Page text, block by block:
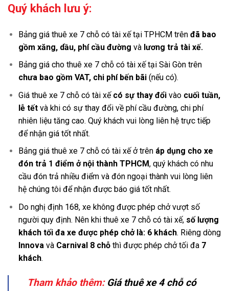
Quý khách lưu ý:
Bảng giá thuê xe 7 chỗ có tài xế tại TPHCM trên đã bao
gồm xăng, dầu, phí cầu đường và lương trả tài xế.
Bảng giá cho thuê xe 7 chỗ có tài xế tại Sài Gòn trên
chưa bao gồm VAT, chi phí bến bãi(nếu có).
Giá thuê xe 7 chỗ có tài xế có sự thay đổivàocuối tuần,
lễ tếtvà khi có sự thay đổi về phí cầu đường, chi phí
nhiên liệu tăng cao. Quý khách vui lòng liên hệ trực tiếp
để nhận giá tốt nhất.
Bảng giá thuê xe 7 chỗ có tài xế ở trên áp dụng cho xe
đón trả 1 điểm ở nội thành TPHCM, quý khách có nhu
cầu đón trả nhiều điểm và đón ngoại thành vui lòng liên
hệ chúng tôi để nhận được báo giá tốt nhất.
Do nghị định 168, xe không được phép chở vượt số
người quy định. Nên khi thuê xe 7 chỗ có tài xế, số lượng
khách tối đa xe được phép chở là: 6 khách. Riêng dòng
InnovavàCarnival 8 chỗthì được phép chở tối đa 7
khách.
Tham khảo thêm: Giá thuê xe 4 chỗ có